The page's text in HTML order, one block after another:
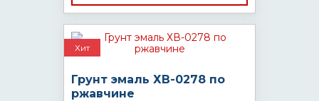
Хит
Грунт эмаль ХВ-0278 по
ржавчине